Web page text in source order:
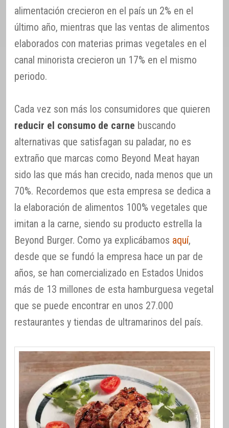
alimentación crecieron en el país un 2% en el
último año, mientras que las ventas de alimentos
elaborados con materias primas vegetales en el
canal minorista crecieron un 17% en el mismo
periodo.
Cada vez son más los consumidores que quieren
reducir el consumo de carne buscando
alternativas que satisfagan su paladar, no es
extraño que marcas como Beyond Meat hayan
sido las que más han crecido, nada menos que un
70%. Recordemos que esta empresa se dedica a
la elaboración de alimentos 100% vegetales que
imitan a la carne, siendo su producto estrella la
Beyond Burger. Como ya explicábamos aquí,
desde que se fundó la empresa hace un par de
años, se han comercializado en Estados Unidos
más de 13 millones de esta hamburguesa vegetal
que se puede encontrar en unos 27.000
restaurantes y tiendas de ultramarinos del país.